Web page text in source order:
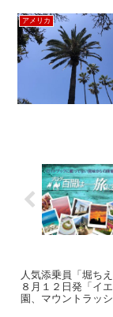
アメリカ
人気添乗員「堀ち
８月１２日発「イ
園、マウントラッ